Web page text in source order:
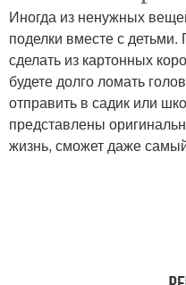
Иногда из ненужных
поделки вместе с
сделать из картонных
будете долго ломать
отправить в садик или
представлены
жизнь, сможет даже